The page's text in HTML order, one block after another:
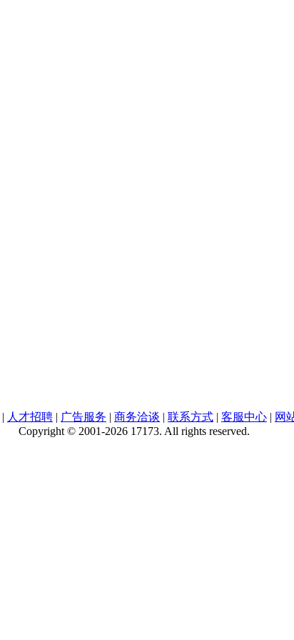
| 人才招聘 | 广告服务 | 商务洽谈 | 联系方式 | 客服中心 | 网
Copyright © 2001-2026 17173. All rights reserved.